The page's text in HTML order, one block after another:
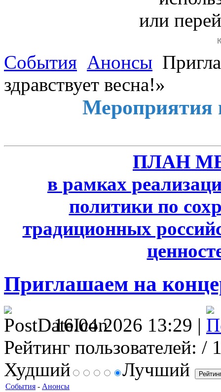
или
События Анонсы
здравствует весна!»
Мероприятия
ПЛАН
в рамках
политики по
традиционных
Приглашаем на
16.04.2026 13:29 |
Рейтинг пользователей: /
Худший
Лучший
События - Анонсы